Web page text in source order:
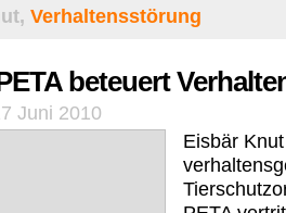
Verhaltensstörung
beteuert
Juni 2010
Eisbär Knut